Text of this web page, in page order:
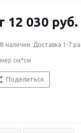
12 030 руб.
В наличии. Доставка 1-7
см*см
Поделиться